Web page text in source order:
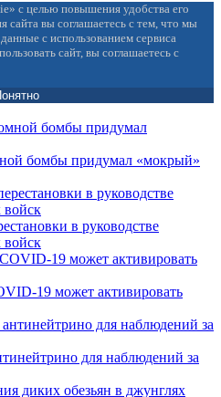
с целью повышения удобства его
сайта вы соглашаетесь с тем, что мы
с использованием сервиса
сайт, вы соглашаетесь с
бомбы придумал «мокрый»
в руководстве
19 может активировать
для наблюдений за